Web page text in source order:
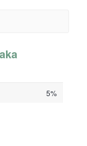
5%